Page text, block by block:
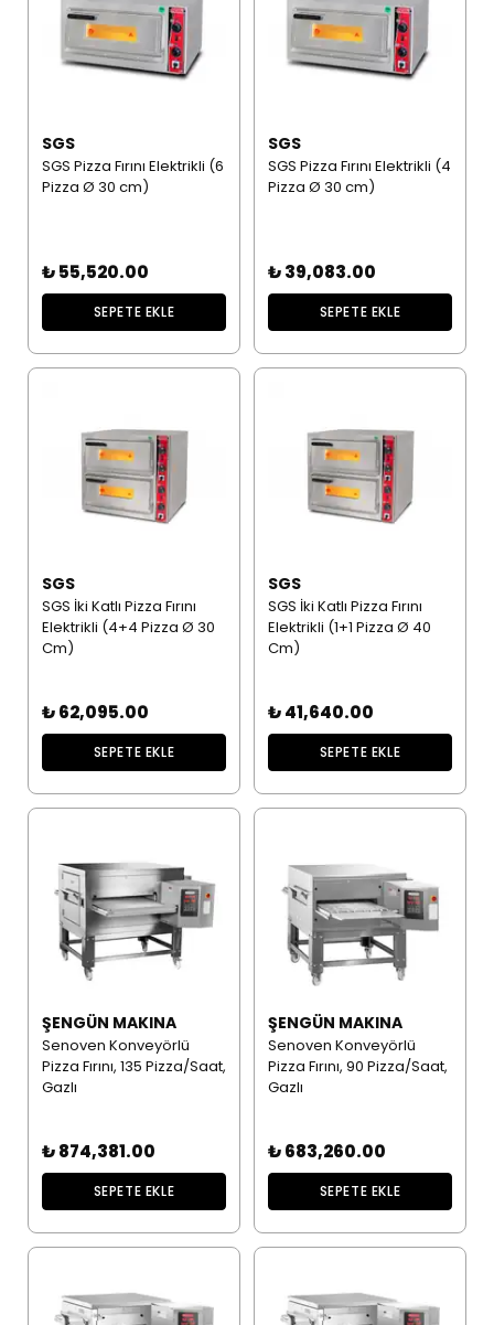
SGS
SGS Pizza Fırını Elektrikli (6
Pizza Ø 30 cm)
₺ 55,520.00
SEPETE EKLE
SGS
SGS Pizza Fırını Elektrikli (4
Pizza Ø 30 cm)
₺ 39,083.00
SEPETE EKLE
SGS
SGS İki Katlı Pizza Fırını
Elektrikli (4+4 Pizza Ø 30
Cm)
₺ 62,095.00
SEPETE EKLE
SGS
SGS İki Katlı Pizza Fırını
Elektrikli (1+1 Pizza Ø 40
Cm)
₺ 41,640.00
SEPETE EKLE
ŞENGÜN MAKINA
Senoven Konveyörlü
Pizza Fırını, 135 Pizza/Saat,
Gazlı
₺ 874,381.00
SEPETE EKLE
ŞENGÜN MAKINA
Senoven Konveyörlü
Pizza Fırını, 90 Pizza/Saat,
Gazlı
₺ 683,260.00
SEPETE EKLE